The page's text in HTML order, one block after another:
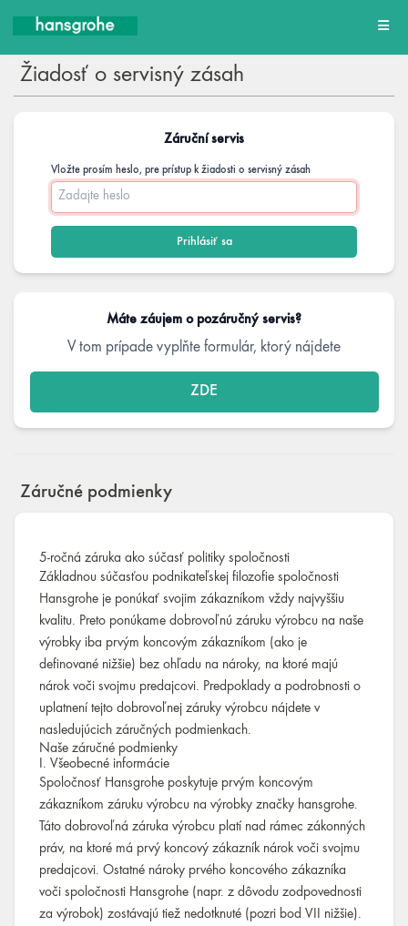
Žiadosť o servisný zásah
Záruční servis
Vložte prosím heslo, pre prístup k žiadosti o servisný zásah
Máte záujem o pozáručný servis?
V tom prípade vyplňte formulár, ktorý nájdete
ZDE
Záručné podmienky
5-ročná záruka ako súčasť politiky spoločnosti
Základnou súčasťou podnikateľskej filozofie spoločnosti
Hansgrohe je ponúkať svojim zákazníkom vždy najvyššiu
kvalitu. Preto ponúkame dobrovoľnú záruku výrobcu na naše
výrobky iba prvým koncovým zákazníkom (ako je
definované nižšie) bez ohľadu na nároky, na ktoré majú
nárok voči svojmu predajcovi. Predpoklady a podrobnosti o
uplatnení tejto dobrovoľnej záruky výrobcu nájdete v
nasledujúcich záručných podmienkach.
Naše záručné podmienky
I. Všeobecné informácie
Spoločnosť Hansgrohe poskytuje prvým koncovým
zákazníkom záruku výrobcu na výrobky značky hansgrohe.
Táto dobrovoľná záruka výrobcu platí nad rámec zákonných
práv, na ktoré má prvý koncový zákazník nárok voči svojmu
predajcovi. Ostatné nároky prvého koncového zákazníka
voči spoločnosti Hansgrohe (napr. z dôvodu zodpovednosti
za výrobok) zostávajú tiež nedotknuté (pozri bod VII nižšie).